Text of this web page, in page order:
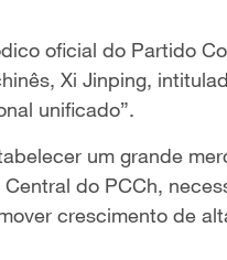
oficial do Partido
Xi Jinping,
unificado”.
um grande
do PCCh,
crescimento de